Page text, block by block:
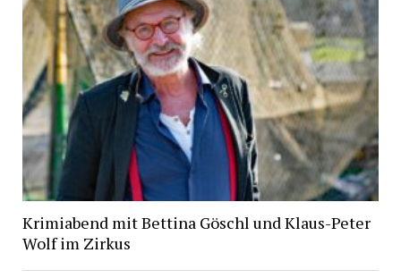
Krimiabend mit Bettina Göschl und Klaus-Peter
Wolf im Zirkus